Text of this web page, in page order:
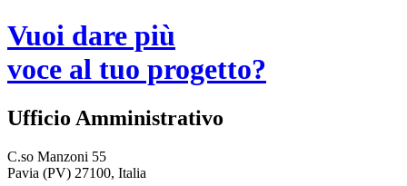
Vuoi dare più
voce al tuo progetto?
Ufficio Amministrativo
C.so Manzoni 55
Pavia (PV) 27100, Italia